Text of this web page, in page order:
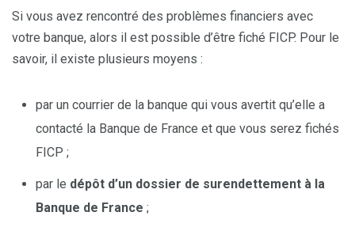
Si vous avez rencontré des problèmes financiers avec
votre banque, alors il est possible d’être fiché FICP. Pour le
savoir, il existe plusieurs moyens :
par un courrier de la banque qui vous avertit qu’elle a
contacté la Banque de France et que vous serez fichés
FICP ;
par le dépôt d’un dossier de surendettement à la
Banque de France ;